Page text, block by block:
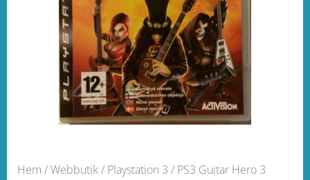
Hem /Webbutik/ Playstation 3 / PS3 Guitar Hero 3